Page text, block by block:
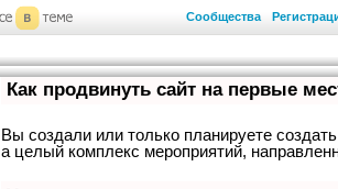
Сообщества
Как продвинуть сайт на первые
Вы создали или только планируете
а целый комплекс мероприятий,